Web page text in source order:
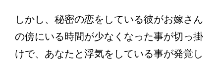
しかし、秘密の恋をしている彼がお嫁さん
の傍にいる時間が少なくなった事が切っ掛
けで、あなたと浮気をしている事が発覚し